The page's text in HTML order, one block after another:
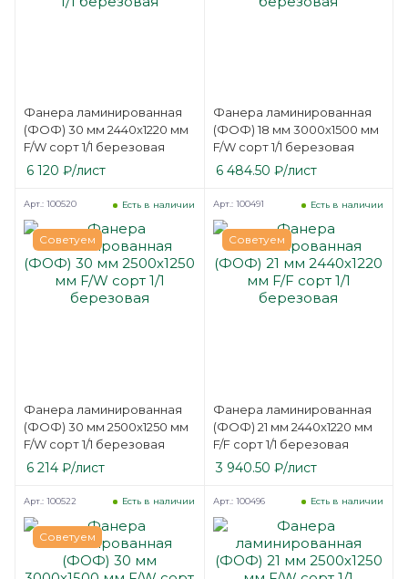
Фанера ламинированная
(ФОФ) 30 мм 2440х1220 мм
F/W сорт 1/1 березовая
6 120 ₽/лист
Фанера ламинированная
(ФОФ) 18 мм 3000х1500 мм
F/W сорт 1/1 березовая
6 484.50 ₽/лист
Советуем
Фанера ламинированная
(ФОФ) 30 мм 2500х1250 мм
F/W сорт 1/1 березовая
Есть в наличии
Арт.: 100520
6 214 ₽/лист
Советуем
Фанера ламинированная
(ФОФ) 21 мм 2440х1220 мм
F/F сорт 1/1 березовая
Есть в наличии
Арт.: 100491
3 940.50 ₽/лист
Советуем
Есть в наличии
Арт.: 100522 Есть в наличии
Арт.: 100496